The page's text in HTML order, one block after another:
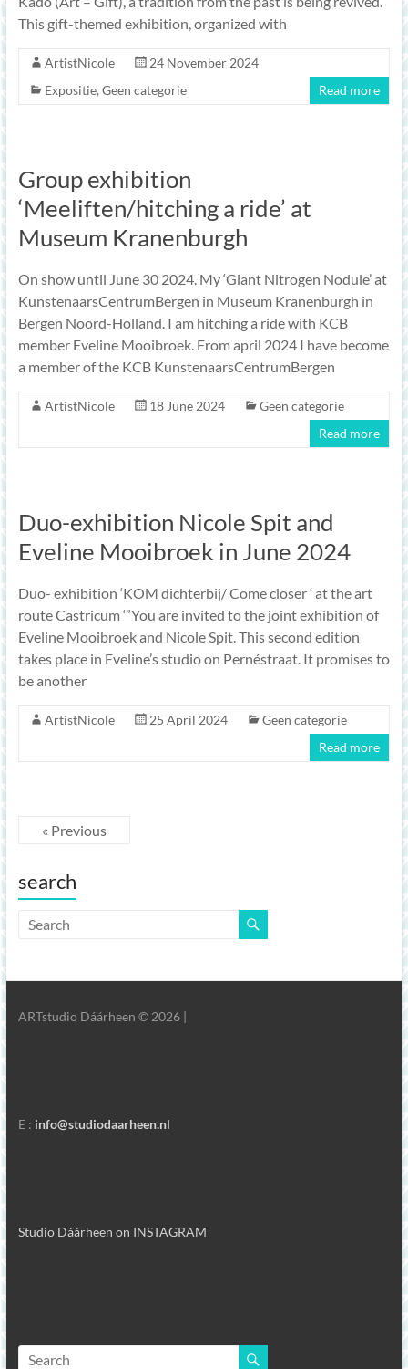
This gift-themed exhibition, organized with
ArtistNicole
24 November 2024
Expositie, Geen categorie Read more
Group exhibition
‘Meeliften/hitching a ride’ at
Museum Kranenburgh
On show until June 30 2024. My ‘Giant Nitrogen Nodule’ at
KunstenaarsCentrumBergen in Museum Kranenburgh in
Bergen Noord-Holland. I am hitching a ride with KCB
member Eveline Mooibroek. From april 2024 I have become
a member of the KCB KunstenaarsCentrumBergen
ArtistNicole 18 June 2024
Geen categorie
Read more
Duo-exhibition Nicole Spit and
Eveline Mooibroek in June 2024
Duo- exhibition ‘KOM dichterbij/ Come closer ‘ at the art
route Castricum ‘”You are invited to the joint exhibition of
Eveline Mooibroek and Nicole Spit. This second edition
takes place in Eveline’s studio on Pernéstraat. It promises to
be another
ArtistNicole 25 April 2024
Geen categorie
Read more
« Previous
search
ARTstudio Dáárheen © 2026 |
E : info@studiodaarheen.nl
Studio Dáárheen on INSTAGRAM